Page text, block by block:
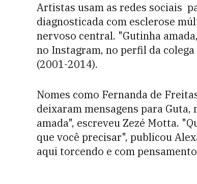
Artistas usam as redes sociais
diagnosticada com esclerose
nervoso central. "Gutinha
no Instagram, no perfil da
(2001-2014).
Nomes como Fernanda de
deixaram mensagens para Guta,
amada", escreveu Zezé Motta.
que você precisar", publicou
aqui torcendo e com